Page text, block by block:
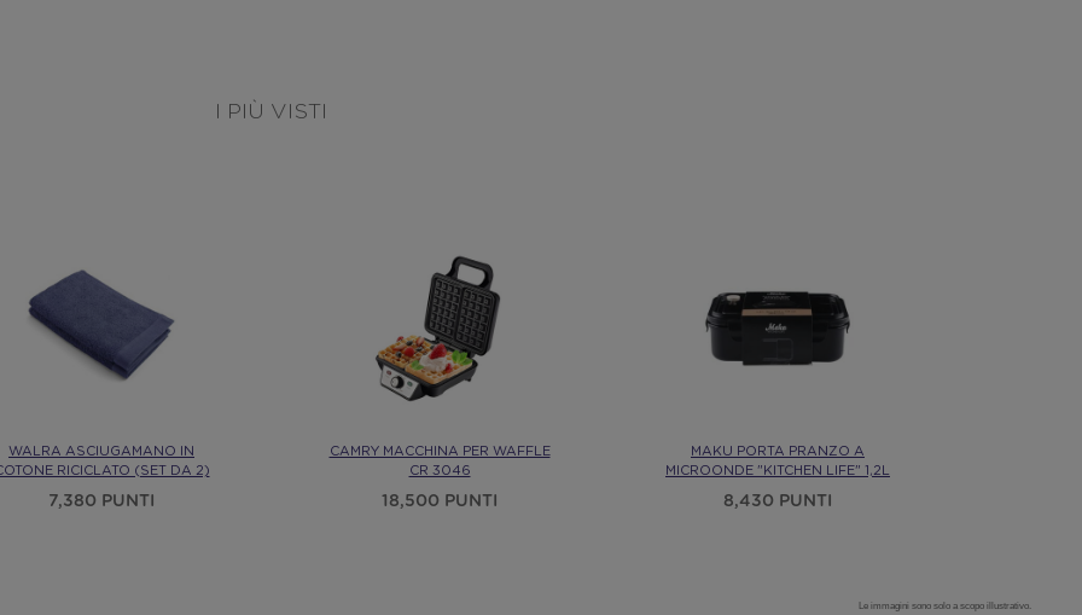
I PIÙ VISTI
WALRA ASCIUGAMANO IN
RICICLATO (SET DA 2)
7,380 PUNTI
CAMRY MACCHINA PER WAFFLE
CR 3046
18,500 PUNTI
MAKU PORTA PRANZO A
MICROONDE "KITCHEN LIFE" 1,2L
8,430 PUNTI
Le immagini sono solo a scopo illustrativo.